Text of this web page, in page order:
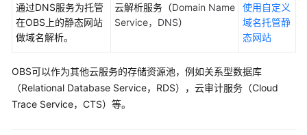
工
具
指
最
佳
通过DNS服务为托管
在OBS上的静态网站
做域名解析。
云解析服务（Domain Name
Service，DNS）
使用自定义
域名托管静
态网站
OBS可以作为其他云服务的存储资源池，例如关系型数据库
（Relational Database Service，RDS），云审计服务（Cloud
Trace Service，CTS）等。